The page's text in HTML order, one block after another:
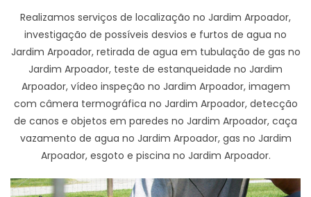
Realizamos serviços de localização no Jardim Arpoador,
investigação de possíveis desvios e furtos de agua no
Jardim Arpoador, retirada de agua em tubulação de gas no
Jardim Arpoador, teste de estanqueidade no Jardim
Arpoador, vídeo inspeção no Jardim Arpoador, imagem
com câmera termográfica no Jardim Arpoador, detecção
de canos e objetos em paredes no Jardim Arpoador, caça
vazamento de agua no Jardim Arpoador, gas no Jardim
Arpoador, esgoto e piscina no Jardim Arpoador.